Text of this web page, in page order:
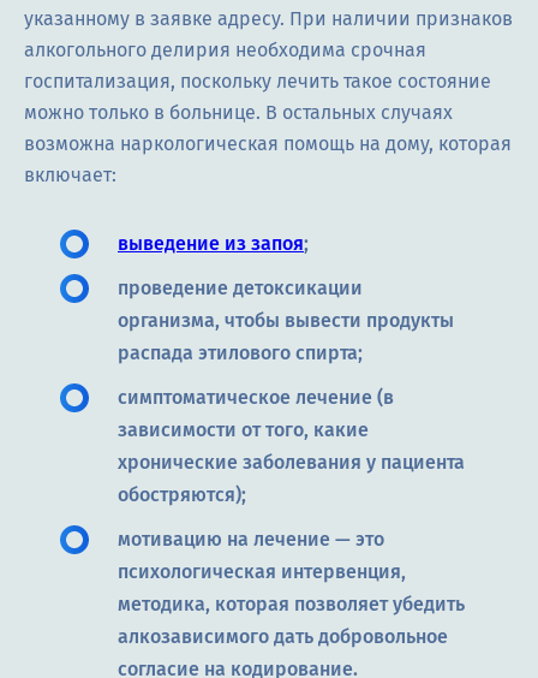
указанному в заявке адресу. При наличии признаков
алкогольного делирия необходима срочная
госпитализация, поскольку лечить такое состояние
можно только в больнице. В остальных случаях
возможна наркологическая помощь на дому, которая
включает:
выведение из запоя;
проведение детоксикации
организма, чтобы вывести продукты
распада этилового спирта;
симптоматическое лечение (в
зависимости от того, какие
хронические заболевания у пациента
обостряются);
мотивацию на лечение — это
психологическая интервенция,
методика, которая позволяет убедить
алкозависимого дать добровольное
согласие на кодирование.